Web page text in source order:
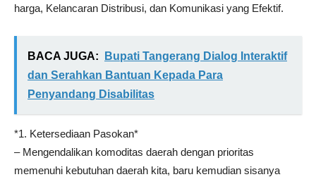
harga, Kelancaran Distribusi, dan Komunikasi yang Efektif.
BACA JUGA:
Bupati Tangerang Dialog Interaktif
dan Serahkan Bantuan Kepada Para
Penyandang Disabilitas
*1. Ketersediaan Pasokan*
– Mengendalikan komoditas daerah dengan prioritas
memenuhi kebutuhan daerah kita, baru kemudian sisanya